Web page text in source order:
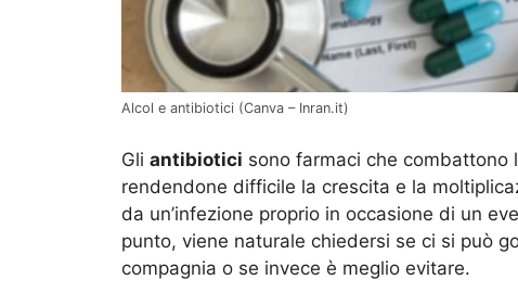
Alcol e antibiotici (Canva – Inran.it)
Gli antibiotici sono farmaci che
rendendone difficile la crescita e la
da un’infezione proprio in occasione di un
punto, viene naturale chiedersi se ci si può
compagnia o se invece è meglio evitare.